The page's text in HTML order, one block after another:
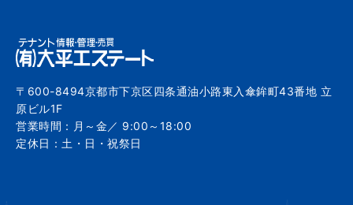
〒600-8494京都市下京区四条通油小路東入傘鉾町43番地 立
原ビル1F
営業時間：月～金／ 9:00～18:00
定休日：土・日・祝祭日